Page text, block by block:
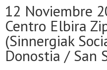
12 Noviembre
Centro Elbira
(Sinnergiak
Donostia / San